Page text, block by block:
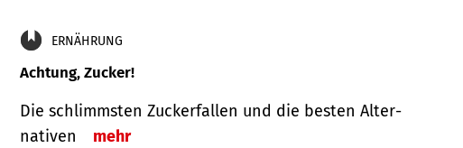
ERNÄHRUNG
Achtung, Zucker!
Die schlimmsten Zucker­fallen und die besten Alter­
nativen
mehr